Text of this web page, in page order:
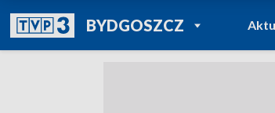
BYDGOSZCZPOWRÓT DO
TVP REGIONY